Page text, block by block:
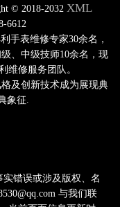
© 2018-2032 XML
6612
手表维修专家30余名，
、中级技师10余名，现
维修服务团队。
及创新技术成为展现典
象征.
错误或涉及版权、名
与我们联